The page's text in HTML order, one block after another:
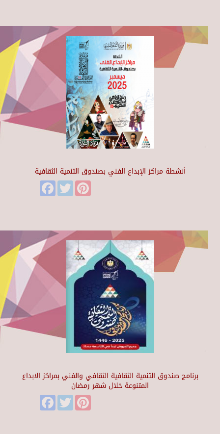
أنشطة مراكز الإبداع الفني بصندوق التنمية الثقافية
FacebookTwitter
برنامج صندوق التنمية الثقافية الثقافي والفني بمراكز الابداع
المتنوعة خلال شهر رمضان
FacebookTwitter